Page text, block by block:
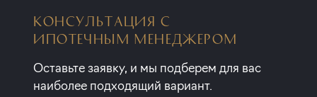
КОНСУЛЬТАЦИЯ С
ИПОТЕЧНЫМ МЕНЕДЖЕРОМ
Оставьте заявку, и мы подберем для вас
наиболее подходящий вариант.